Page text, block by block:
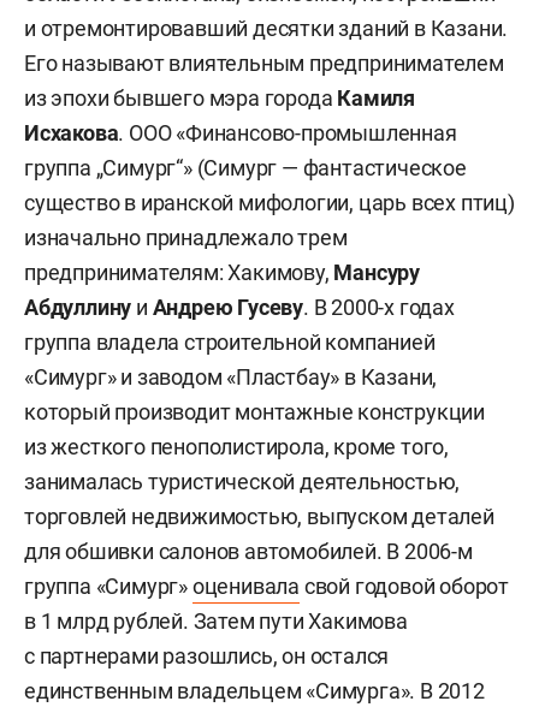
и отремонтировавший десятки зданий в Казани.
Его называют влиятельным предпринимателем
из эпохи бывшего мэра города Камиля
Исхакова. ООО «Финансово-промышленная
группа „Симург“» (Симург — фантастическое
существо в иранской мифологии, царь всех птиц)
изначально принадлежало трем
предпринимателям: Хакимову, Мансуру
Абдуллину и Андрею Гусеву. В 2000-х годах
группа владела строительной компанией
«Симург» и заводом «Пластбау» в Казани,
который производит монтажные конструкции
из жесткого пенополистирола, кроме того,
занималась туристической деятельностью,
торговлей недвижимостью, выпуском деталей
для обшивки салонов автомобилей. В 2006-м
группа «Симург»оценивала свой годовой оборот
в 1 млрд рублей. Затем пути Хакимова
с партнерами разошлись, он остался
единственным владельцем «Симурга». В 2012